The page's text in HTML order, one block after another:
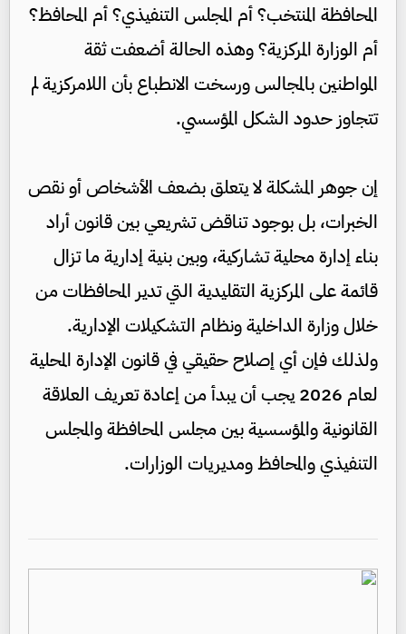
المحافظة المنتخب؟ أم المجلس التنفيذي؟ أم المحافظ؟
أم الوزارة المركزية؟ وهذه الحالة أضعفت ثقة
المواطنين بالمجالس ورسخت الانطباع بأن اللامركزية لم
تتجاوز حدود الشكل المؤسسي.
إن جوهر المشكلة لا يتعلق بضعف الأشخاص أو نقص
الخبرات، بل بوجود تناقض تشريعي بين قانون أراد
بناء إدارة محلية تشاركية، وبين بنية إدارية ما تزال
قائمة على المركزية التقليدية التي تدير المحافظات من
خلال وزارة الداخلية ونظام التشكيلات الإدارية.
ولذلك فإن أي إصلاح حقيقي في قانون الإدارة المحلية
لعام 2026 يجب أن يبدأ من إعادة تعريف العلاقة
القانونية والمؤسسية بين مجلس المحافظة والمجلس
التنفيذي والمحافظ ومديريات الوزارات.